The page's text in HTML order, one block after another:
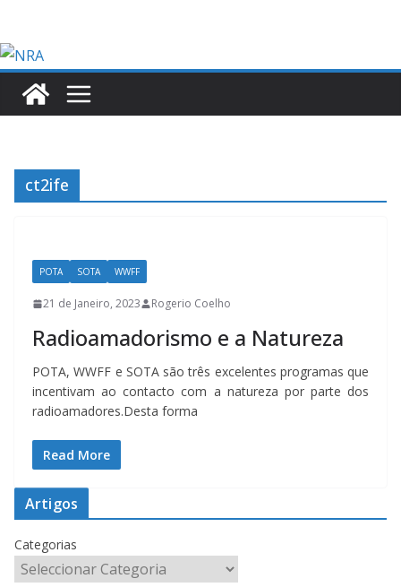
content
ct2ife
POTA SOTA WWFF
21 de Janeiro, 2023 Rogerio Coelho
Radioamadorismo e a Natureza
POTA, WWFF e SOTA são três excelentes programas que
incentivam ao contacto com a natureza por parte dos
radioamadores.Desta forma
Read More
Artigos
Categorias